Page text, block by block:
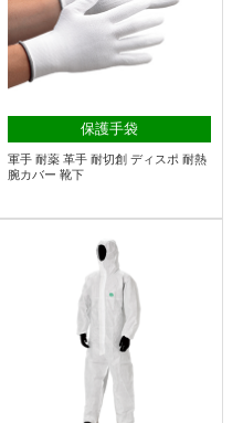
保護手袋
軍手 耐薬 革手 耐切創 ディスポ 耐熱
腕カバー 靴下